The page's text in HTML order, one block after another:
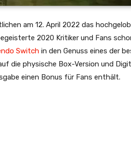
am 12. April 2022 das
2020 Kritiker und Fans
Switch in den Genuss eines der
die physische Box-Version und
einen Bonus für Fans enthält.